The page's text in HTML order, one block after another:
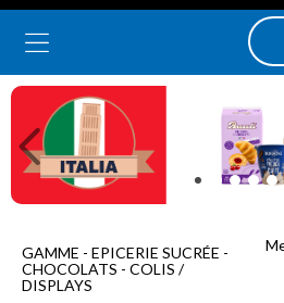
Nouveautés
Promotions
Déstockage
Menu
principal
Previous
GAMME - EPICERIE SUCRÉE -
CHOCOLATS - COLIS /
DISPLAYS